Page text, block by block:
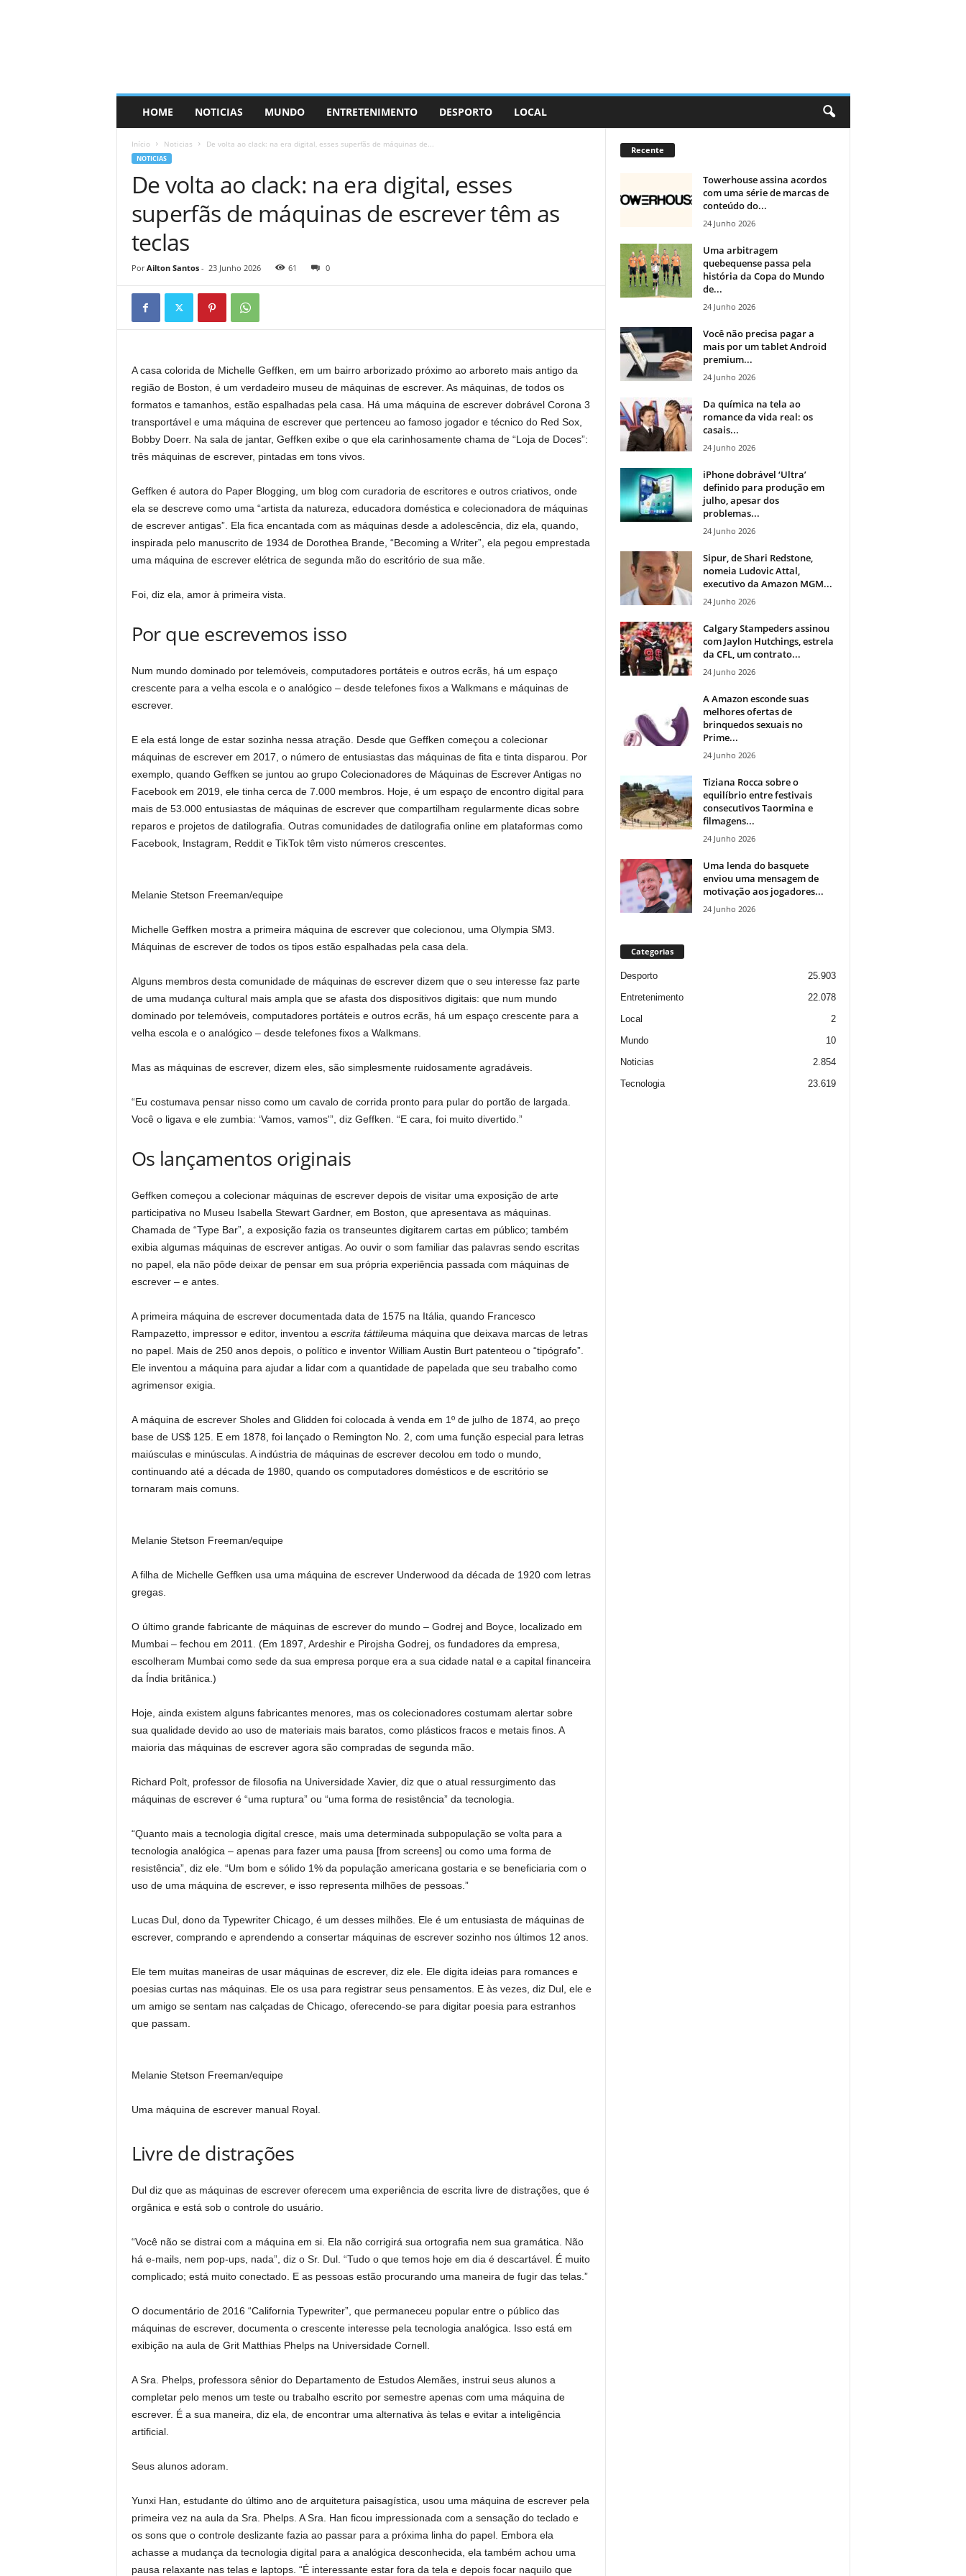
HOME NOTICIAS MUNDO ENTRETENIMENTO DESPORTO LOCAL
Início Noticias De volta ao clack: na era digital, esses superfãs de máquinas de...
NOTICIAS
De volta ao clack: na era digital, esses
superfãs de máquinas de escrever têm as
teclas
Por Ailton Santos- 23 Junho 2026 61 0
A casa colorida de Michelle Geffken, em um bairro arborizado próximo ao arboreto mais antigo da
região de Boston, é um verdadeiro museu de máquinas de escrever. As máquinas, de todos os
formatos e tamanhos, estão espalhadas pela casa. Há uma máquina de escrever dobrável Corona 3
transportável e uma máquina de escrever que pertenceu ao famoso jogador e técnico do Red Sox,
Bobby Doerr. Na sala de jantar, Geffken exibe o que ela carinhosamente chama de “Loja de Doces”:
três máquinas de escrever, pintadas em tons vivos.
Geffken é autora do Paper Blogging, um blog com curadoria de escritores e outros criativos, onde
ela se descreve como uma “artista da natureza, educadora doméstica e colecionadora de máquinas
de escrever antigas”. Ela fica encantada com as máquinas desde a adolescência, diz ela, quando,
inspirada pelo manuscrito de 1934 de Dorothea Brande, “Becoming a Writer”, ela pegou emprestada
uma máquina de escrever elétrica de segunda mão do escritório de sua mãe.
Foi, diz ela, amor à primeira vista.
Por que escrevemos isso
Num mundo dominado por telemóveis, computadores portáteis e outros ecrãs, há um espaço
crescente para a velha escola e o analógico – desde telefones fixos a Walkmans e máquinas de
escrever.
E ela está longe de estar sozinha nessa atração. Desde que Geffken começou a colecionar
máquinas de escrever em 2017, o número de entusiastas das máquinas de fita e tinta disparou. Por
exemplo, quando Geffken se juntou ao grupo Colecionadores de Máquinas de Escrever Antigas no
Facebook em 2019, ele tinha cerca de 7.000 membros. Hoje, é um espaço de encontro digital para
mais de 53.000 entusiastas de máquinas de escrever que compartilham regularmente dicas sobre
reparos e projetos de datilografia. Outras comunidades de datilografia online em plataformas como
Facebook, Instagram, Reddit e TikTok têm visto números crescentes.
Melanie Stetson Freeman/equipe
Michelle Geffken mostra a primeira máquina de escrever que colecionou, uma Olympia SM3.
Máquinas de escrever de todos os tipos estão espalhadas pela casa dela.
Alguns membros desta comunidade de máquinas de escrever dizem que o seu interesse faz parte
de uma mudança cultural mais ampla que se afasta dos dispositivos digitais: que num mundo
dominado por telemóveis, computadores portáteis e outros ecrãs, há um espaço crescente para a
velha escola e o analógico – desde telefones fixos a Walkmans.
Mas as máquinas de escrever, dizem eles, são simplesmente ruidosamente agradáveis.
“Eu costumava pensar nisso como um cavalo de corrida pronto para pular do portão de largada.
Você o ligava e ele zumbia: ‘Vamos, vamos'”, diz Geffken. “E cara, foi muito divertido.”
Os lançamentos originais
Geffken começou a colecionar máquinas de escrever depois de visitar uma exposição de arte
participativa no Museu Isabella Stewart Gardner, em Boston, que apresentava as máquinas.
Chamada de “Type Bar”, a exposição fazia os transeuntes digitarem cartas em público; também
exibia algumas máquinas de escrever antigas. Ao ouvir o som familiar das palavras sendo escritas
no papel, ela não pôde deixar de pensar em sua própria experiência passada com máquinas de
escrever – e antes.
A primeira máquina de escrever documentada data de 1575 na Itália, quando Francesco
Rampazetto, impressor e editor, inventou a escrita táttileuma máquina que deixava marcas de letras
no papel. Mais de 250 anos depois, o político e inventor William Austin Burt patenteou o “tipógrafo”.
Ele inventou a máquina para ajudar a lidar com a quantidade de papelada que seu trabalho como
agrimensor exigia.
A máquina de escrever Sholes and Glidden foi colocada à venda em 1º de julho de 1874, ao preço
base de US$ 125. E em 1878, foi lançado o Remington No. 2, com uma função especial para letras
maiúsculas e minúsculas. A indústria de máquinas de escrever decolou em todo o mundo,
continuando até a década de 1980, quando os computadores domésticos e de escritório se
tornaram mais comuns.
Melanie Stetson Freeman/equipe
A filha de Michelle Geffken usa uma máquina de escrever Underwood da década de 1920 com letras
gregas.
O último grande fabricante de máquinas de escrever do mundo – Godrej and Boyce, localizado em
Mumbai – fechou em 2011. (Em 1897, Ardeshir e Pirojsha Godrej, os fundadores da empresa,
escolheram Mumbai como sede da sua empresa porque era a sua cidade natal e a capital financeira
da Índia britânica.)
Hoje, ainda existem alguns fabricantes menores, mas os colecionadores costumam alertar sobre
sua qualidade devido ao uso de materiais mais baratos, como plásticos fracos e metais finos. A
maioria das máquinas de escrever agora são compradas de segunda mão.
Richard Polt, professor de filosofia na Universidade Xavier, diz que o atual ressurgimento das
máquinas de escrever é “uma ruptura” ou “uma forma de resistência” da tecnologia.
“Quanto mais a tecnologia digital cresce, mais uma determinada subpopulação se volta para a
tecnologia analógica – apenas para fazer uma pausa [from screens] ou como uma forma de
resistência”, diz ele. “Um bom e sólido 1% da população americana gostaria e se beneficiaria com o
uso de uma máquina de escrever, e isso representa milhões de pessoas.”
Lucas Dul, dono da Typewriter Chicago, é um desses milhões. Ele é um entusiasta de máquinas de
escrever, comprando e aprendendo a consertar máquinas de escrever sozinho nos últimos 12 anos.
Ele tem muitas maneiras de usar máquinas de escrever, diz ele. Ele digita ideias para romances e
poesias curtas nas máquinas. Ele os usa para registrar seus pensamentos. E às vezes, diz Dul, ele e
um amigo se sentam nas calçadas de Chicago, oferecendo-se para digitar poesia para estranhos
que passam.
Melanie Stetson Freeman/equipe
Uma máquina de escrever manual Royal.
Livre de distrações
Dul diz que as máquinas de escrever oferecem uma experiência de escrita livre de distrações, que é
orgânica e está sob o controle do usuário.
“Você não se distrai com a máquina em si. Ela não corrigirá sua ortografia nem sua gramática. Não
há e-mails, nem pop-ups, nada”, diz o Sr. Dul. “Tudo o que temos hoje em dia é descartável. É muito
complicado; está muito conectado. E as pessoas estão procurando uma maneira de fugir das telas.”
O documentário de 2016 “California Typewriter”, que permaneceu popular entre o público das
máquinas de escrever, documenta o crescente interesse pela tecnologia analógica. Isso está em
exibição na aula de Grit Matthias Phelps na Universidade Cornell.
A Sra. Phelps, professora sênior do Departamento de Estudos Alemães, instrui seus alunos a
completar pelo menos um teste ou trabalho escrito por semestre apenas com uma máquina de
escrever. É a sua maneira, diz ela, de encontrar uma alternativa às telas e evitar a inteligência
artificial.
Seus alunos adoram.
Yunxi Han, estudante do último ano de arquitetura paisagística, usou uma máquina de escrever pela
primeira vez na aula da Sra. Phelps. A Sra. Han ficou impressionada com a sensação do teclado e
os sons que o controle deslizante fazia ao passar para a próxima linha do papel. Embora ela
achasse a mudança da tecnologia digital para a analógica desconhecida, ela também achou uma
pausa relaxante nas telas e laptops. “É interessante estar fora da tela e depois focar naquilo que
Recente
Towerhouse assina acordos
com uma série de marcas de
conteúdo do...
24 Junho 2026
Uma arbitragem
quebequense passa pela
história da Copa do Mundo
de...
24 Junho 2026
Você não precisa pagar a
mais por um tablet Android
premium...
24 Junho 2026
Da química na tela ao
romance da vida real: os
casais...
24 Junho 2026
iPhone dobrável ‘Ultra’
definido para produção em
julho, apesar dos
problemas...
24 Junho 2026
Sipur, de Shari Redstone,
nomeia Ludovic Attal,
executivo da Amazon MGM...
24 Junho 2026
Calgary Stampeders assinou
com Jaylon Hutchings, estrela
da CFL, um contrato...
24 Junho 2026
A Amazon esconde suas
melhores ofertas de
brinquedos sexuais no
Prime...
24 Junho 2026
Tiziana Rocca sobre o
equilíbrio entre festivais
consecutivos Taormina e
filmagens...
24 Junho 2026
Uma lenda do basquete
enviou uma mensagem de
motivação aos jogadores...
24 Junho 2026
Categorias
Desporto
25.903
Entretenimento
22.078
Local
2
Mundo
10
Noticias
2.854
Tecnologia
23.619